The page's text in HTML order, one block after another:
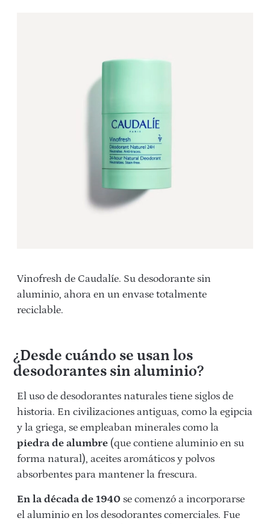
Vinofresh de Caudalíe. Su desodorante sin
aluminio, ahora en un envase totalmente
reciclable.
¿Desde cuándo se usan los
desodorantes sin aluminio?
El uso de desodorantes naturales tiene siglos de
historia. En civilizaciones antiguas, como la egipcia
y la griega, se empleaban minerales como la
piedra de alumbre (que contiene aluminio en su
forma natural), aceites aromáticos y polvos
absorbentes para mantener la frescura.
En la década de 1940 se comenzó a incorporarse
el aluminio en los desodorantes comerciales. Fue